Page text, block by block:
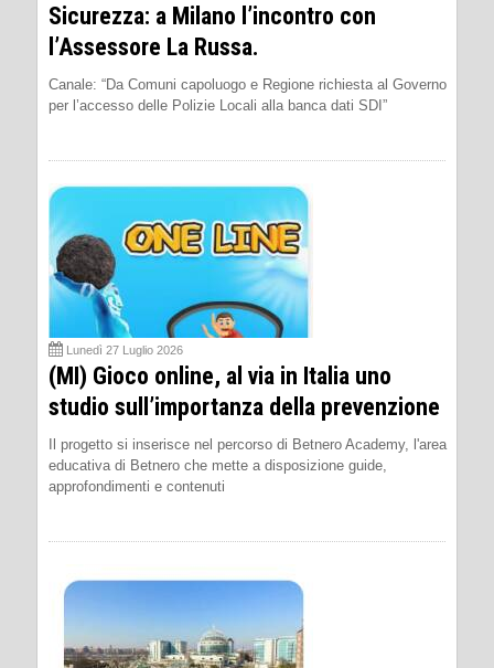
Sicurezza: a Milano l’incontro con
l’Assessore La Russa.
Canale: “Da Comuni capoluogo e Regione richiesta al Governo
per l’accesso delle Polizie Locali alla banca dati SDI”
Lunedì 27 Luglio 2026
(MI) Gioco online, al via in Italia uno
studio sull’importanza della prevenzione
Il progetto si inserisce nel percorso di Betnero Academy, l'area
educativa di Betnero che mette a disposizione guide,
approfondimenti e contenuti